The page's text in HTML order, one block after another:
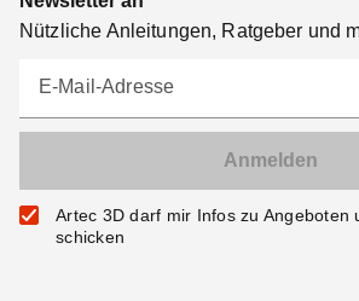
Nützliche Anleitungen, Ratgeber und
E-Mail-Adresse
Artec 3D darf mir Infos zu Angeboten
schicken